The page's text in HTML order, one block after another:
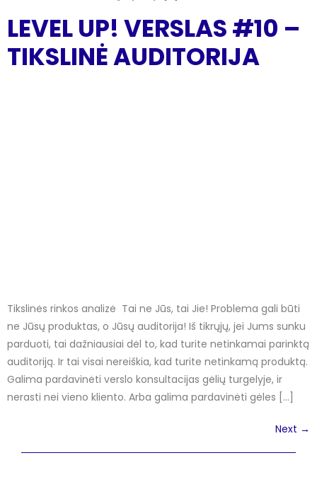
LEVEL UP! VERSLAS #10 –
TIKSLINĖ AUDITORIJA
Tikslinės rinkos analizė Tai ne Jūs, tai Jie! Problema gali būti
ne Jūsų produktas, o Jūsų auditorija! Iš tikrųjų, jei Jums sunku
parduoti, tai dažniausiai dėl to, kad turite netinkamai parinktą
auditoriją. Ir tai visai nereiškia, kad turite netinkamą produktą.
Galima pardavinėti verslo konsultacijas gėlių turgelyje, ir
nerasti nei vieno kliento. Arba galima pardavinėti gėles […]
Next →